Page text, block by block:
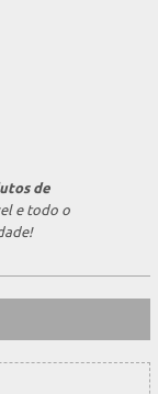
de
e todo o